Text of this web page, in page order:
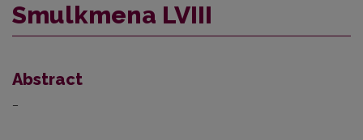
Smulkmena LVIII
Abstract
–